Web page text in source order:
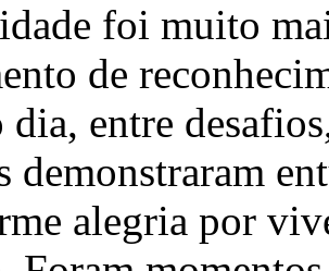
foi muito
de
entre
demonstraram
alegria por